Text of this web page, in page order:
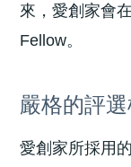
來，愛創家會
Fellow。
嚴格的評
愛創家所採用